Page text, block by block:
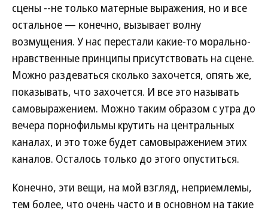
сцены --не только матерные выражения, но и все
остальное — конечно, вызывает волну
возмущения. У нас перестали какие-то морально-
нравственные принципы присутствовать на сцене.
Можно раздеваться сколько захочется, опять же,
показывать, что захочется. И все это называть
самовыражением. Можно таким образом с утра до
вечера порнофильмы крутить на центральных
каналах, и это тоже будет самовыражением этих
каналов. Осталось только до этого опуститься.
Конечно, эти вещи, на мой взгляд, неприемлемы,
тем более, что очень часто и в основном на такие